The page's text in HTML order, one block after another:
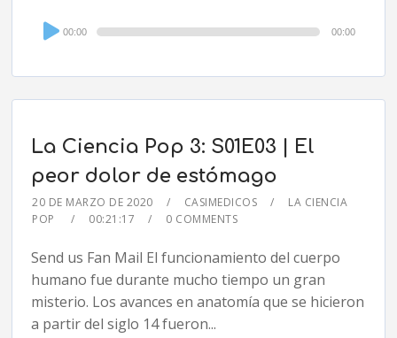
Audio
Player
00:00 00:00
La Ciencia Pop 3: S01E03 | El
peor dolor de estómago
20 DE MARZO DE 2020 CASIMEDICOS
LA CIENCIA
POP
00:21:17 0 COMMENTS
Send us Fan Mail El funcionamiento del cuerpo
humano fue durante mucho tiempo un gran
misterio. Los avances en anatomía que se hicieron
a partir del siglo 14 fueron...